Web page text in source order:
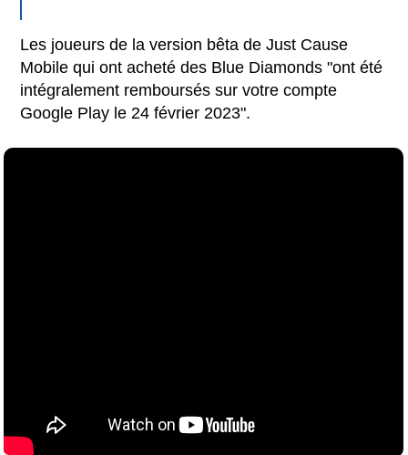
Les joueurs de la version bêta de Just Cause
Mobile qui ont acheté des Blue Diamonds "ont été
intégralement remboursés sur votre compte
Google Play le 24 février 2023".